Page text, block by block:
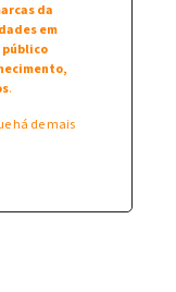
da
em
público
.
há de mais